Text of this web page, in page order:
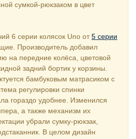
сумкой-рюкзаком в цвет
6 серии колясок Uno от5 серии
Производитель добавил
на передние колёса, цветовой
задний бортик у корзины.
бамбуковым матрасиком с
регулировки спинки
гораздо удобнее. Изменился
а также механизм их
убрали сумку-рюкзак,
В целом дизайн